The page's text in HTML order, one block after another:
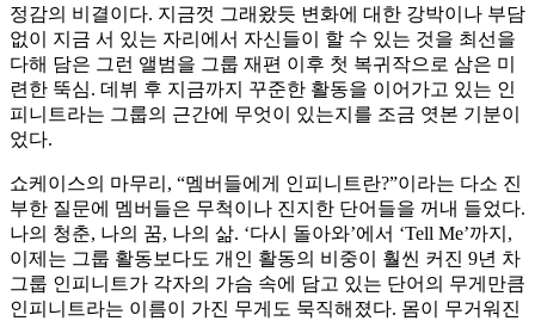
정감의 비결이다. 지금껏 그래왔듯 변화에 대한 강박이나 부담
없이 지금 서 있는 자리에서 자신들이 할 수 있는 것을 최선을
다해 담은 그런 앨범을 그룹 재편 이후 첫 복귀작으로 삼은 미
련한 뚝심. 데뷔 후 지금까지 꾸준한 활동을 이어가고 있는 인
피니트라는 그룹의 근간에 무엇이 있는지를 조금 엿본 기분이
었다.
쇼케이스의 마무리, “멤버들에게 인피니트란?”이라는 다소 진
부한 질문에 멤버들은 무척이나 진지한 단어들을 꺼내 들었다.
나의 청춘, 나의 꿈, 나의 삶. ‘다시 돌아와’에서 ‘Tell Me’까지,
이제는 그룹 활동보다도 개인 활동의 비중이 훨씬 커진 9년 차
그룹 인피니트가 각자의 가슴 속에 담고 있는 단어의 무게만큼
인피니트라는 이름이 가진 무게도 묵직해졌다. 몸이 무거워진